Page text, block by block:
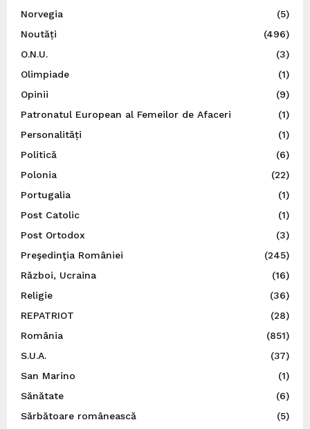
Norvegia
(5)
Noutăți
(496)
O.N.U.
(3)
Olimpiade
(1)
Opinii
(9)
Patronatul European al Femeilor de Afaceri
(1)
Personalități
(1)
Politică
(6)
Polonia
(22)
Portugalia
(1)
Post Catolic
(1)
Post Ortodox
(3)
Preşedinţia României
(245)
Război, Ucraina
(16)
Religie
(36)
REPATRIOT
(28)
România
(851)
S.U.A.
(37)
San Marino
(1)
Sănătate
(6)
Sărbătoare românească
(5)